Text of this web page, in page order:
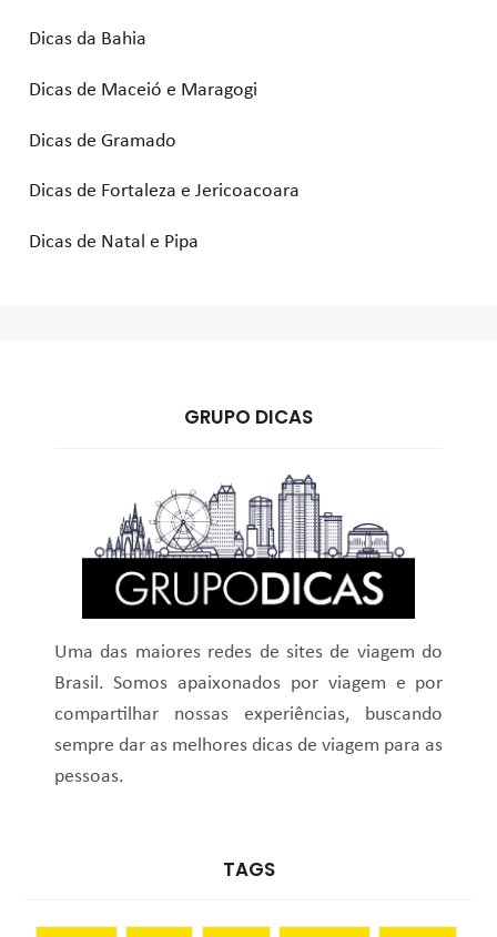
Dicas da Bahia
Dicas de Maceió e Maragogi
Dicas de Gramado
Dicas de Fortaleza e Jericoacoara
Dicas de Natal e Pipa
GRUPO DICAS
Uma das maiores redes de sites de viagem do
Brasil. Somos apaixonados por viagem e por
compartilhar nossas experiências, buscando
sempre dar as melhores dicas de viagem para as
pessoas.
TAGS